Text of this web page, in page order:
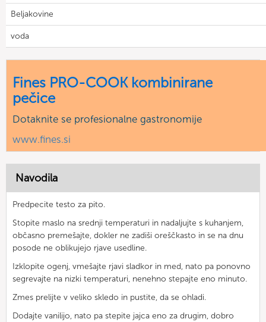
Beljakovine
voda
Fines PRO-COOK kombinirane
pečice
Dotaknite se profesionalne gastronomije
www.fines.si
Navodila
Predpecite testo za pito.
Stopite maslo na srednji temperaturi in nadaljujte s kuhanjem,
občasno premešajte, dokler ne zadiši oreščkasto in se na dnu
posode ne oblikujejo rjave usedline.
Izklopite ogenj, vmešajte rjavi sladkor in med, nato pa ponovno
segrevajte na nizki temperaturi, nenehno stepajte eno minuto.
Zmes prelijte v veliko skledo in pustite, da se ohladi.
Dodajte vanilijo, nato pa stepite jajca eno za drugim, dobro